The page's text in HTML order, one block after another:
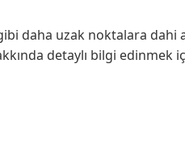
daha uzak noktalara dahi
detaylı bilgi edinmek